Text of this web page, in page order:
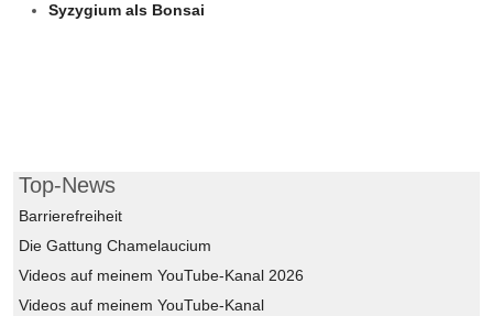
Syzygium als Bonsai
Top-News
Barrierefreiheit
Die Gattung Chamelaucium
Videos auf meinem YouTube-Kanal 2026
Videos auf meinem YouTube-Kanal